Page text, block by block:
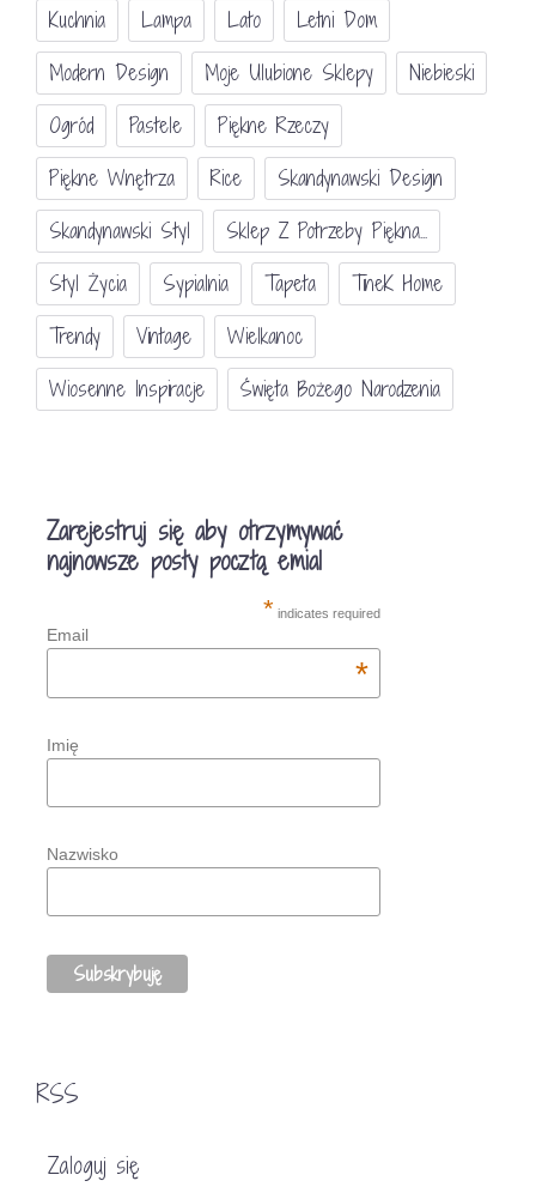
Kuchnia
Lampa Lato
Letni Dom
Modern Design
Moje Ulubione Sklepy
Niebieski
Ogród
Pastele
Piękne Rzeczy
Piękne Wnętrza
Rice
Skandynawski Design
Skandynawski Styl
Sklep Z Potrzeby Piękna...
Styl Życia
Sypialnia Tapeta
TineK Home
Trendy
Vintage
Wielkanoc
Wiosenne Inspiracje
Święta Bożego Narodzenia
Zarejestruj się aby otrzymywać
najnowsze posty pocztą emial
* indicates required
Email
*
Imię
Nazwisko
RSS
Zaloguj się